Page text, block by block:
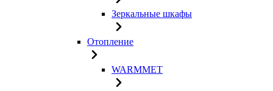
Зеркальные шкафы
Отопление
WARMMET